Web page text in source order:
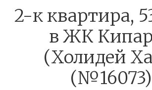
2-к квартира,
в ЖК
(Холидей
(№16073)